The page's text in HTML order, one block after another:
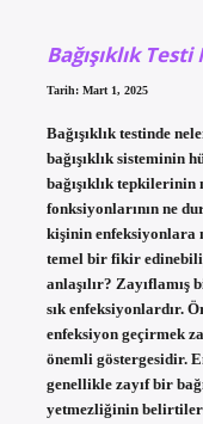
Bağışıklık
Tarih: Mart 1, 2025
Bağışıklık testinde
bağışıklık sisteminin
bağışıklık tepkilerinin
fonksiyonlarının ne
kişinin enfeksiyonlara
temel bir fikir
anlaşılır? Zayıflamış
sık enfeksiyonlardır.
enfeksiyon geçirmek
önemli göstergesidir.
genellikle zayıf bir
yetmezliğinin